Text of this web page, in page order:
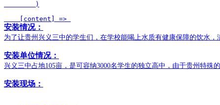
        )
    [content] =>
安装情况：
为了让贵州兴义三中的学生们，在学校能喝上水质有健康保障的饮水
安装单位情况：
兴义三中占地105亩，是可容纳3000名学生的独立高中，由于贵州特
安装现场：